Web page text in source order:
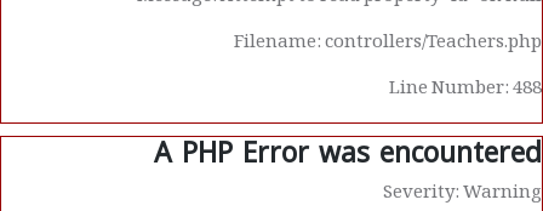
Filename: controllers/Teachers.php
Line Number: 488
A PHP Error was encountered
Severity: Warning